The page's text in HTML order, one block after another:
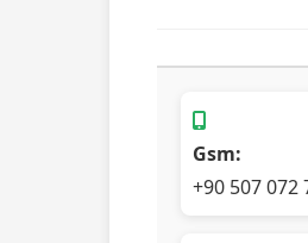
Gsm:
+90 507 072